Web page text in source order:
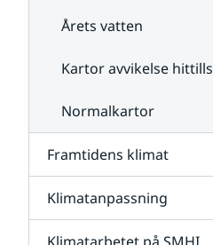
Årets vatten
Kartor avvikelse hittills
Normalkartor
Framtidens klimat
Klimatanpassning